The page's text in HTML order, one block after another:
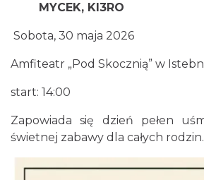
Pójcie Dziecka – będzie kino!
Istebna
0.71 km
MYCEK, KI3RO
Sobota, 30 maja 2026
Amfiteatr „Pod Skocznią” w
start: 14:00
Zapowiada się dzień pełen
świetnej zabawy dla całych rodzin.